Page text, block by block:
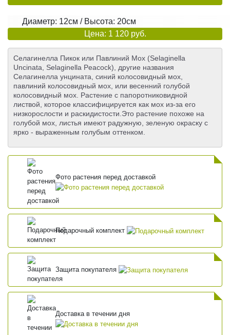
Диаметр: 12см / Высота: 20см
Цена: 1 120 руб.
Селагинелла Пикок или Павлиний Мох (Selaginella
Uncinata, Selaginella Peacock), другие названия
Селагинелла унцината, синий колосовидный мох,
павлиний колосовидный мох, или весенний голубой
колосовидный мох. Растение с папоротниковидной
листвой, которое классифицируется как мох из-за его
низкорослости и раскидистости.Это растение похоже на
голубой мох, листья имеют радужную, зеленую окраску с
ярко - выраженным голубым оттенком.
Фото растения перед доставкой
Подарочный комплект
Защита покупателя
Доставка в течении дня